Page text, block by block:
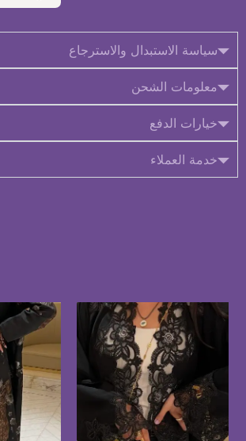
سياسة الاستبدال والاسترجاع
معلومات الشحن
خيارات الدفع
خدمة العملاء
منتجات ذات صلة